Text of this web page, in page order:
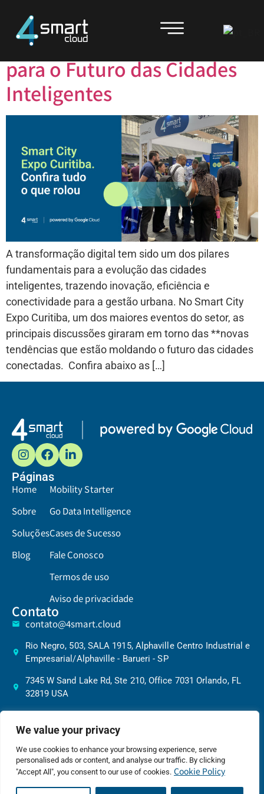
We value your privacy
We use cookies to enhance your browsing experience, serve
personalised ads or content, and analyse our traffic. By clicking
"Accept All", you consent to our use of cookies. Cookie Policy
Dia:
As Principais Tendências
para o Futuro das Cidades
Inteligentes
A transformação digital tem sido um dos pilares
fundamentais para a evolução das cidades
inteligentes, trazendo inovação, eficiência e
conectividade para a gestão urbana. No Smart City
Expo Curitiba, um dos maiores eventos do setor, as
principais discussões giraram em torno das **novas
tendências que estão moldando o futuro das cidades
conectadas. Confira abaixo as […]
Páginas
Home
Sobre
Soluções
Blog
Mobility Starter
Go Data Intelligence
Cases de Sucesso
Fale Conosco
Termos de uso
Aviso de privacidade
Contato
contato@4smart.cloud
Rio Negro, 503, SALA 1915, Alphaville Centro Industrial e
Empresarial/Alphaville - Barueri - SP
7345 W Sand Lake Rd, Ste 210, Office 7031 Orlando, FL
32819 USA
©20264 Smart Cloud – Todos Direitos
Reservados | | CNPJ:
52.687.503/0001-80
Política de Privacidade